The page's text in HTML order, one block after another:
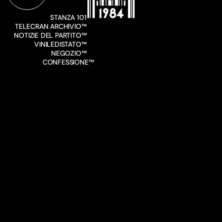
STANZA 101
TELECRAN ARCHIVIO™
NOTIZIE DEL PARTITO™
VINILEDISTATO™
NEGOZIO™
CONFESSIONE™